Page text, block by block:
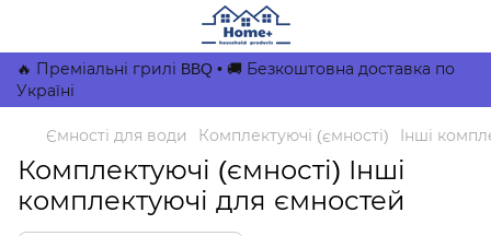
🔥 Преміальні грилі BBQ • 🚚 Безкоштовна доставка по
Україні
Ємності для води Комплектуючі (ємності) Інші
Комплектуючі (ємності) Інші
комплектуючі для ємностей